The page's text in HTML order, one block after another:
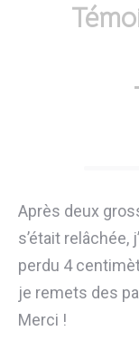
Après deux
s’était relâchée,
perdu 4
je remets des
Merci !